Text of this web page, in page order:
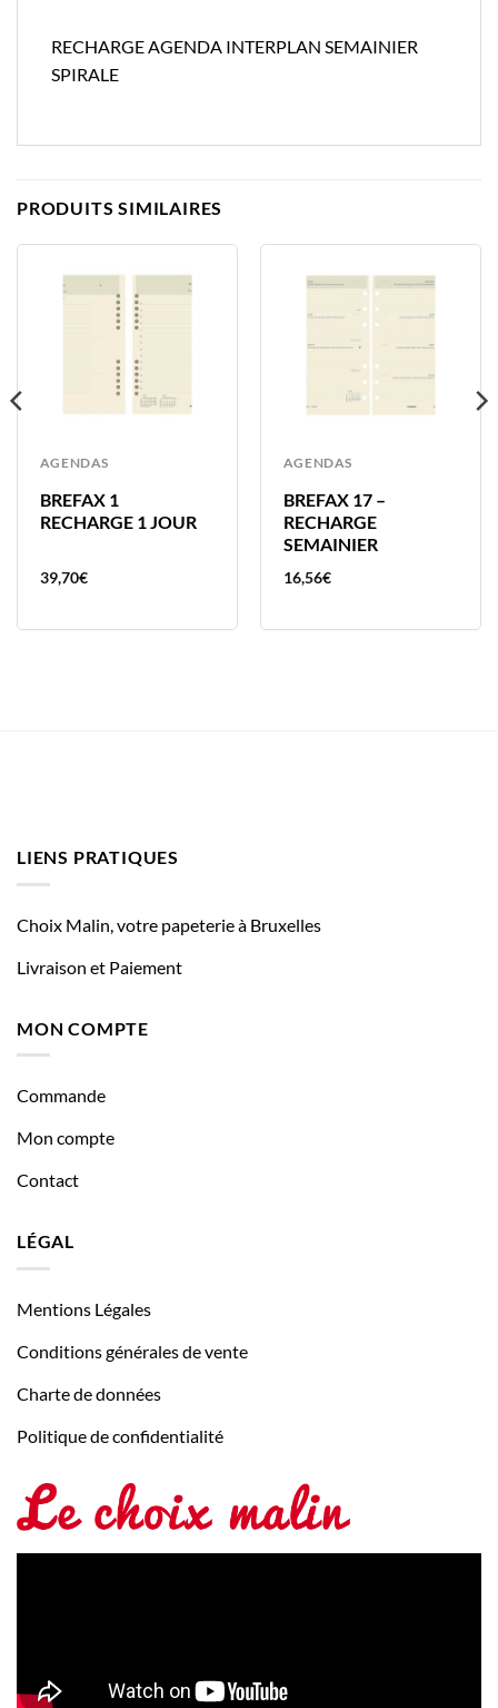
RECHARGE AGENDA INTERPLAN SEMAINIER
SPIRALE
PRODUITS SIMILAIRES
AGENDAS
BREFAX 1
RECHARGE 1 JOUR
39,70€
AGENDAS
BREFAX 17 –
RECHARGE
SEMAINIER
16,56€
LIENS PRATIQUES
Choix Malin, votre papeterie à Bruxelles
Livraison et Paiement
MON COMPTE
Commande
Mon compte
Contact
LÉGAL
Mentions Légales
Conditions générales de vente
Charte de données
Politique de confidentialité